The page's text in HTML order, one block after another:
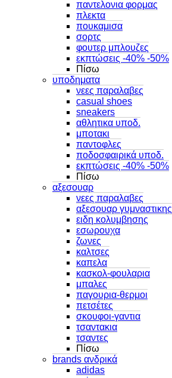
παντελονια φορμας
πλεκτα
πουκαμισα
σορτς
φουτερ μπλουζες
εκπτώσεις -40% -50%
Πίσω
υποδηματα
νεες παραλαβες
casual shoes
sneakers
αθλητικα υποδ.
μποτακι
παντοφλες
ποδοσφαιρικά υποδ.
εκπτώσεις -40% -50%
Πίσω
αξεσουαρ
νεες παραλαβες
αξεσουαρ γυμναστικης
ειδη κολυμβησης
εσωρουχα
ζωνες
καλτσες
καπελα
κασκολ-φουλαρια
μπαλες
παγουρια-θερμοι
πετσέτες
σκουφοι-γαντια
τσαντακια
τσαντες
Πίσω
brands ανδρικά
adidas